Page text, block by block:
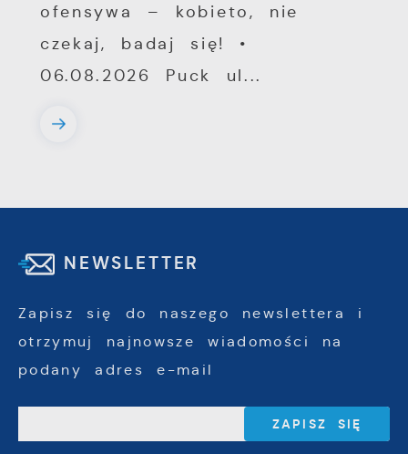
ofensywa – kobieto, nie
czekaj, badaj się! •
06.08.2026 Puck ul...
NEWSLETTER
Zapisz się do naszego newslettera i
otrzymuj najnowsze wiadomości na
podany adres e-mail